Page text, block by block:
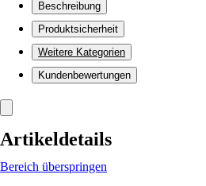
Beschreibung
Produktsicherheit
Weitere Kategorien
Kundenbewertungen
Artikeldetails
Bereich überspringen